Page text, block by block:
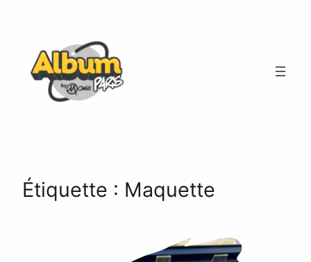
contenu
Étiquette : Maquette